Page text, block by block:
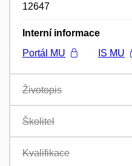
12647
Interní informace
Portál MU
IS MU
Životopis
Školitel
Kvalifikace